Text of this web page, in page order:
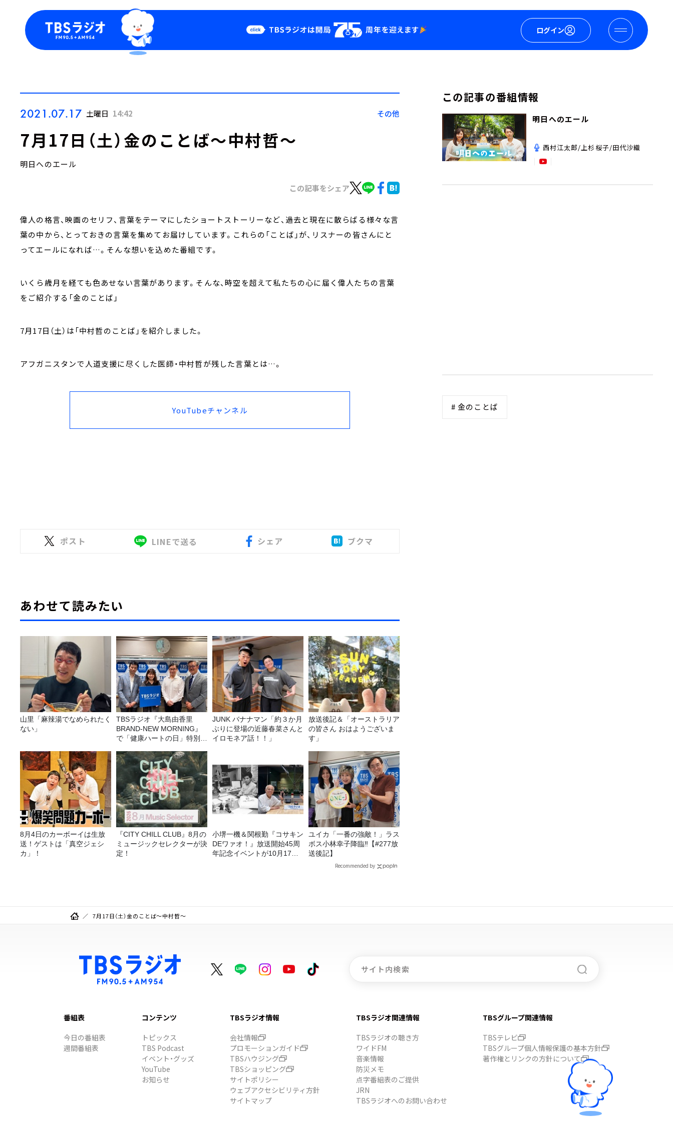
ログイン
Podcast
YouTube
2021.07.17 土曜日 14:42 その他
7月17日（土）金のことば～中村哲～
明日へのエール
この記事をシェア
偉人の格言、映画のセリフ、言葉をテーマにしたショートストーリーなど、過去と現在に散らばる様々な言
葉の中から、とっておきの言葉を集めてお届けしています。これらの「ことば」が、リスナーの皆さんにと
ってエールになれば…。そんな想いを込めた番組です。
いくら歳月を経ても色あせない言葉があります。そんな、時空を超えて私たちの心に届く偉人たちの言葉
をご紹介する「金のことば」
7月17日（土）は「中村哲のことば」を紹介しました。
アフガニスタンで人道支援に尽くした医師・中村哲が残した言葉とは…。
YouTubeチャンネル
ポスト LINEで送る シェア ブクマ
あわせて読みたい
山里「麻辣湯でなめられたく
ない」
TBSラジオ『大島由香里
BRAND-NEW MORNING』
で「健康ハートの日」特別企
JUNK バナナマン「約３か月
ぶりに登場の近藤春菜さんと
イロモネア話！！」
放送後記＆「オーストラリア
の皆さん おはようございま
す」
8月4日のカーボーイは生放
送！ゲストは「真空ジェシ
カ」！
『CITY CHILL CLUB』8月の
ミュージックセレクターが決
定！
小堺一機＆関根勤『コサキン
DEワァオ！』放送開始45周
年記念イベントが10月17日
ユイカ「一番の強敵！」ラス
ボス小林幸子降臨‼【#277放
送後記】
Recommended by
この記事の番組情報
明日へのエール
西村江太郎/上杉桜子/田代沙織
# 金のことば
7月17日（土）金のことば～中村哲～
番組表
今日の番組表
週間番組表
コンテンツ
トピックス
TBS Podcast
イベント・グッズ
YouTube
お知らせ
TBSラジオ情報
会社情報
プロモーションガイド
TBSハウジング
TBSショッピング
サイトポリシー
ウェブアクセシビリティ方針
サイトマップ
TBSラジオ関連情報
TBSラジオの聴き方
ワイドFM
音楽情報
防災メモ
点字番組表のご提供
JRN
TBSラジオへのお問い合わせ
TBSグループ関連情報
TBSテレビ
TBSグループ個人情報保護の基本方針
著作権とリンクの方針について